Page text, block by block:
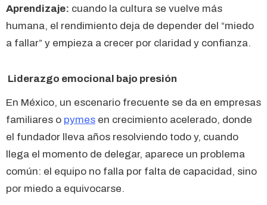
Aprendizaje: cuando la cultura se vuelve más
humana, el rendimiento deja de depender del “miedo
a fallar” y empieza a crecer por claridad y confianza.
Liderazgo emocional bajo presión
En México, un escenario frecuente se da en empresas
familiares o pymes en crecimiento acelerado, donde
el fundador lleva años resolviendo todo y, cuando
llega el momento de delegar, aparece un problema
común: el equipo no falla por falta de capacidad, sino
por miedo a equivocarse.